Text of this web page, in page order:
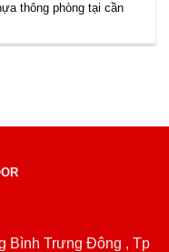
thông phòng tại cần
Bình Trưng Đông , Tp